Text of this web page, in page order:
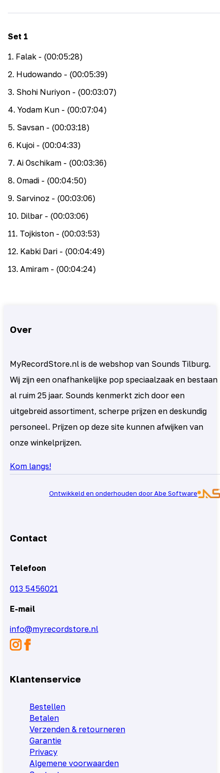
Set 1
1. Falak - (00:05:28)
2. Hudowando - (00:05:39)
3. Shohi Nuriyon - (00:03:07)
4. Yodam Kun - (00:07:04)
5. Savsan - (00:03:18)
6. Kujoi - (00:04:33)
7. Ai Oschikam - (00:03:36)
8. Omadi - (00:04:50)
9. Sarvinoz - (00:03:06)
10. Dilbar - (00:03:06)
11. Tojkiston - (00:03:53)
12. Kabki Dari - (00:04:49)
13. Amiram - (00:04:24)
Over
MyRecordStore.nl is de webshop van Sounds Tilburg.
Wij zijn een onafhankelijke pop speciaalzaak en bestaan
al ruim 25 jaar. Sounds kenmerkt zich door een
uitgebreid assortiment, scherpe prijzen en deskundig
personeel. Prijzen op deze site kunnen afwijken van
onze winkelprijzen.
Kom langs!
Ontwikkeld en onderhouden door Abe Software
Contact
Telefoon
013 5456021
E-mail
info@myrecordstore.nl
Klantenservice
Bestellen
Betalen
Verzenden & retourneren
Garantie
Privacy
Algemene voorwaarden